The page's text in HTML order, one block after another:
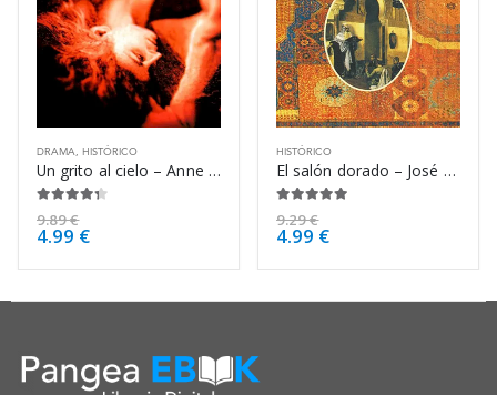
DRAMA HISTÓRICO
Un grito al cielo – Anne Rice
9.89€
4.99 €
HISTÓRICO
El salón dorado – José Luis Corral
9.29€
4.99 €